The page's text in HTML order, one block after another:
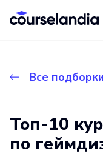
Все
Топ-10
по